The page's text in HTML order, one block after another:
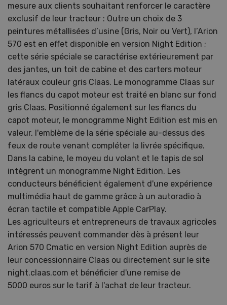
mesure aux clients souhaitant renforcer le caractère
exclusif de leur tracteur : Outre un choix de 3
peintures métallisées d’usine (Gris, Noir ou Vert), l’Arion
570 est en effet disponible en version Night Edition ;
cette série spéciale se caractérise extérieurement par
des jantes, un toit de cabine et des carters moteur
latéraux couleur gris Claas. Le monogramme Claas sur
les flancs du capot moteur est traité en blanc sur fond
gris Claas. Positionné également sur les flancs du
capot moteur, le monogramme Night Edition est mis en
valeur, l'emblème de la série spéciale au-dessus des
feux de route venant compléter la livrée spécifique.
Dans la cabine, le moyeu du volant et le tapis de sol
intègrent un monogramme Night Edition. Les
conducteurs bénéficient également d'une expérience
multimédia haut de gamme grâce à un autoradio à
écran tactile et compatible Apple CarPlay.
Les agriculteurs et entrepreneurs de travaux agricoles
intéressés peuvent commander dès à présent leur
Arion 570 Cmatic en version Night Edition auprès de
leur concessionnaire Claas ou directement sur le site
night.claas.com et bénéficier d'une remise de
5000 euros sur le tarif à l'achat de leur tracteur.